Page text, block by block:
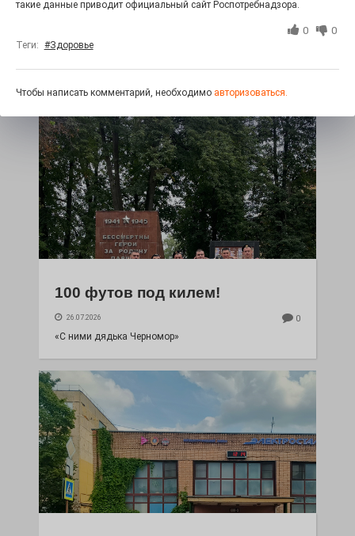
«Районы-кварталы»
27.07.2026
Радость в квадрате! На этой неделе электростальцев
100 футов под килем!
26.07.2026 0
«С ними дядька Черномор»
такие данные приводит официальный сайт Роспотребнадзора.
0 0
Теги: #Здоровье
Чтобы написать комментарий, необходимо авторизоваться.